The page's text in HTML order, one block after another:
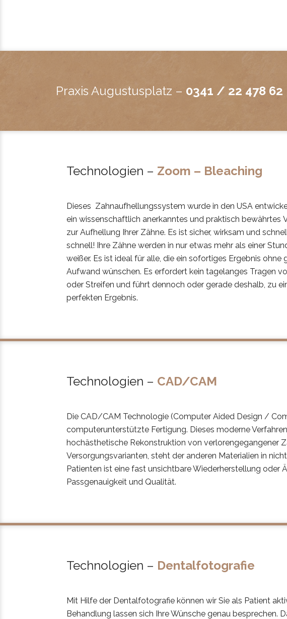
Praxis Augustusplatz – 0341 / 22 478 62
Technologien – Zoom – Bleaching
Dieses Zahnaufhellungssystem wurde in den USA
ein wissenschaftlich anerkanntes und praktisch bewährtes
zur Aufhellung Ihrer Zähne. Es ist sicher, wirksam und
schnell! Ihre Zähne werden in nur etwas mehr als einer
weißer. Es ist ideal für alle, die ein sofortiges Ergebnis ohne
Aufwand wünschen. Es erfordert kein tagelanges Tragen
oder Streifen und führt dennoch oder gerade deshalb, zu
perfekten Ergebnis.
Technologien – CAD/CAM
Die CAD/CAM Technologie (Computer Aided Design /
computerunterstützte Fertigung. Dieses moderne
hochästhetische Rekonstruktion von verlorengegangener
Versorgungsvarianten, steht der anderen Materialien in
Patienten ist eine fast unsichtbare Wiederherstellung
Passgenauigkeit und Qualität.
Technologien – Dentalfotografie
Mit Hilfe der Dentalfotografie können wir Sie als Patient
Behandlung lassen sich Ihre Wünsche genau besprechen.